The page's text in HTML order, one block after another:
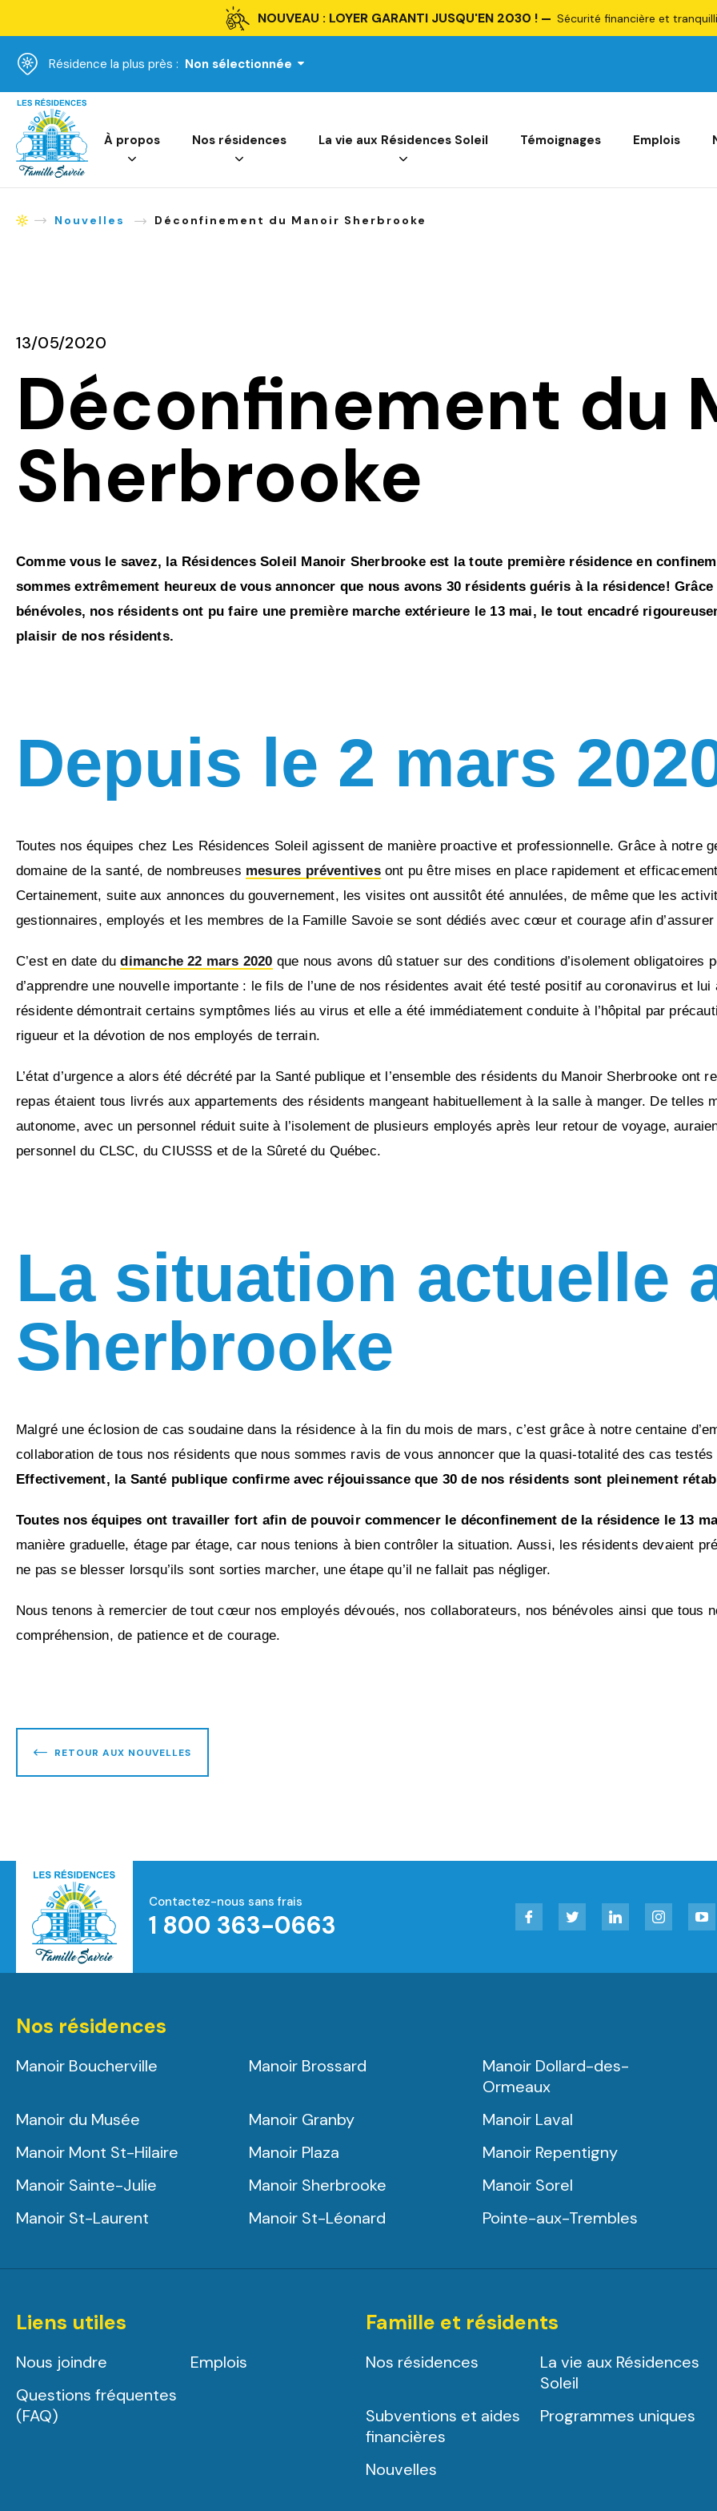
NOUVEAU : LOYER GARANTI JUSQU'EN 2030 ! Sécurité financière et
Résidence la plus près : Non sélectionnée
Accueil
À propos Nos résidences La vie aux Résidences Soleil Témoignages Emplois
AccueilNouvelles Déconfinement du Manoir Sherbrooke
13/05/2020
Déconfinement du
Sherbrooke
Comme vous le savez, la Résidences Soleil Manoir Sherbrooke est la toute première résidence en
sommes extrêmement heureux de vous annoncer que nous avons 30 résidents guéris à la résidence!
bénévoles, nos résidents ont pu faire une première marche extérieure le 13 mai, le tout encadré
plaisir de nos résidents.
Depuis le 2 mars
Toutes nos équipes chez Les Résidences Soleil agissent de manière proactive et professionnelle. Grâce à notre
domaine de la santé, de nombreuses mesures préventivesont pu être mises en place rapidement et
Certainement, suite aux annonces du gouvernement, les visites ont aussitôt été annulées, de même que les
gestionnaires, employés et les membres de la Famille Savoie se sont dédiés avec cœur et courage afin
C’est en date dudimanche 22 mars 2020 que nous avons dû statuer sur des conditions d’isolement
d’apprendre une nouvelle importante : le fils de l’une de nos résidentes avait été testé positif au coronavirus et
résidente démontrait certains symptômes liés au virus et elle a été immédiatement conduite à l’hôpital par
rigueur et la dévotion de nos employés de terrain.
L’état d’urgence a alors été décrété par la Santé publique et l’ensemble des résidents du Manoir Sherbrooke ont
repas étaient tous livrés aux appartements des résidents mangeant habituellement à la salle à manger. De telles
autonome, avec un personnel réduit suite à l’isolement de plusieurs employés après leur retour de voyage,
personnel du CLSC, du CIUSSS et de la Sûreté du Québec.
La situation actuelle
Sherbrooke
Malgré une éclosion de cas soudaine dans la résidence à la fin du mois de mars, c’est grâce à notre centaine
collaboration de tous nos résidents que nous sommes ravis de vous annoncer que la quasi-totalité des cas
Effectivement, la Santé publique confirme avec réjouissance que 30 de nos résidents sont pleinement
Toutes nos équipes ont travailler fort afin de pouvoir commencer le déconfinement de la résidence le 13
manière graduelle, étage par étage, car nous tenions à bien contrôler la situation. Aussi, les résidents devaient
ne pas se blesser lorsqu’ils sont sorties marcher, une étape qu’il ne fallait pas négliger.
Nous tenons à remercier de tout cœur nos employés dévoués, nos collaborateurs, nos bénévoles ainsi que tous
compréhension, de patience et de courage.
RETOUR AUX NOUVELLES
Accueil
Contactez-nous sans frais
1 800 363-0663
Facebook Twitter LinkedIn Instagram
Nos résidences
Manoir Boucherville Manoir Brossard
Manoir Dollard-des-
Ormeaux
Manoir du Musée
Manoir Granby
Manoir Laval
Manoir Mont St-Hilaire
Manoir Plaza
Manoir Repentigny
Manoir Sainte-Julie
Manoir Sherbrooke
Manoir Sorel
Manoir St-Laurent
Manoir St-Léonard Pointe-aux-Trembles
Liens utiles
Nous joindre
Emplois
Questions fréquentes
(FAQ)
Famille et résidents
Nos résidences
La vie aux Résidences
Soleil
Subventions et aides
financières
Programmes uniques
Nouvelles